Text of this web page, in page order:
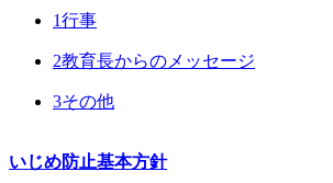
1行事
2教育長からのメッセージ
3その他
いじめ防止基本方針